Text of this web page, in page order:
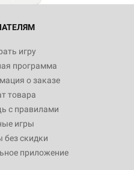
игру
программа
о заказе
товара
с правилами
игры
без скидки
приложение